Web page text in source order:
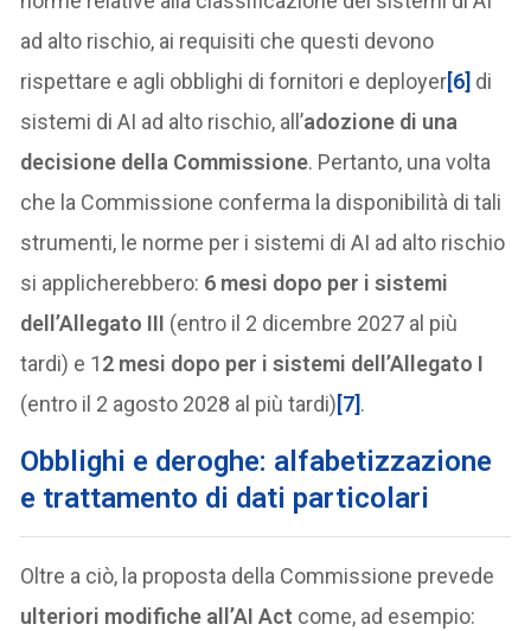
ad alto rischio, ai requisiti che questi devono
rispettare e agli obblighi di fornitori e deployer[6] di
sistemi di AI ad alto rischio, all’adozione di una
decisione della Commissione. Pertanto, una volta
che la Commissione conferma la disponibilità di tali
strumenti, le norme per i sistemi di AI ad alto rischio
si applicherebbero: 6 mesi dopo per i sistemi
dell’Allegato III (entro il 2 dicembre 2027 al più
tardi) e 12 mesi dopo per i sistemi dell’Allegato I
(entro il 2 agosto 2028 al più tardi)[7].
Obblighi e deroghe: alfabetizzazione
e trattamento di dati particolari
Oltre a ciò, la proposta della Commissione prevede
ulteriori modifiche all’AI Act come, ad esempio: